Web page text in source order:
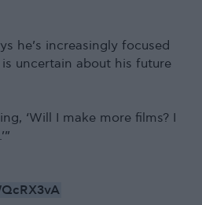
he’s increasingly focused
uncertain about his future
‘Will I make more films? I